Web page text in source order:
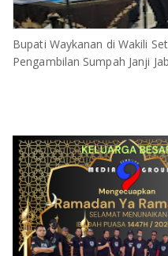
Bupati Waykanan di Wakili
Pengambilan Sumpah Janji